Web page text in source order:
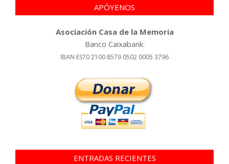
APÓYENOS
Asociación Casa de la Memoria
Banco Caixabank:
IBAN ES70 2100 8579 0502 0005 3796
ENTRADAS RECIENTES